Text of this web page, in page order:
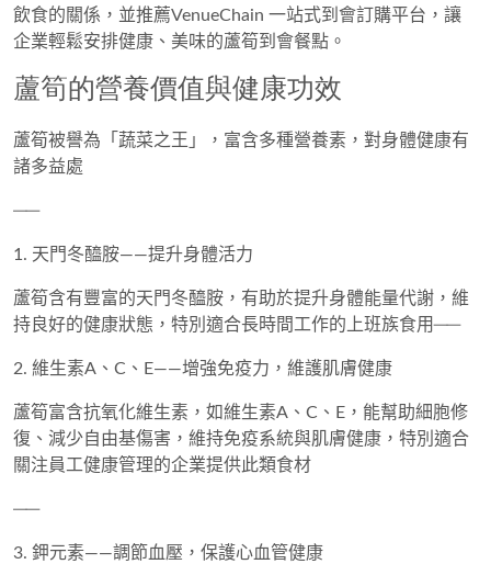
飲食的關係 ，並推薦VenueChain 一站式到會訂購平台 ，讓
企業輕鬆安排健康、美味的蘆筍到會餐點。
蘆筍的營養價值與健康功效
蘆筍被譽為「蔬菜之王」，富含多種營養素，對身體健康有
諸多益處
──
1. 天門冬醯胺——提升身體活力
蘆筍含有豐富的天門冬醯胺，有助於提升身體能量代謝，維
持良好的健康狀態，特別適合長時間工作的上班族食用──
2. 維生素A、C、E——增強免疫力，維護肌膚健康
蘆筍富含抗氧化維生素，如維生素A、C、E ，能幫助細胞修
復、減少自由基傷害，維持免疫系統與肌膚健康，特別適合
關注員工健康管理的企業提供此類食材
──
3. 鉀元素——調節血壓，保護心血管健康